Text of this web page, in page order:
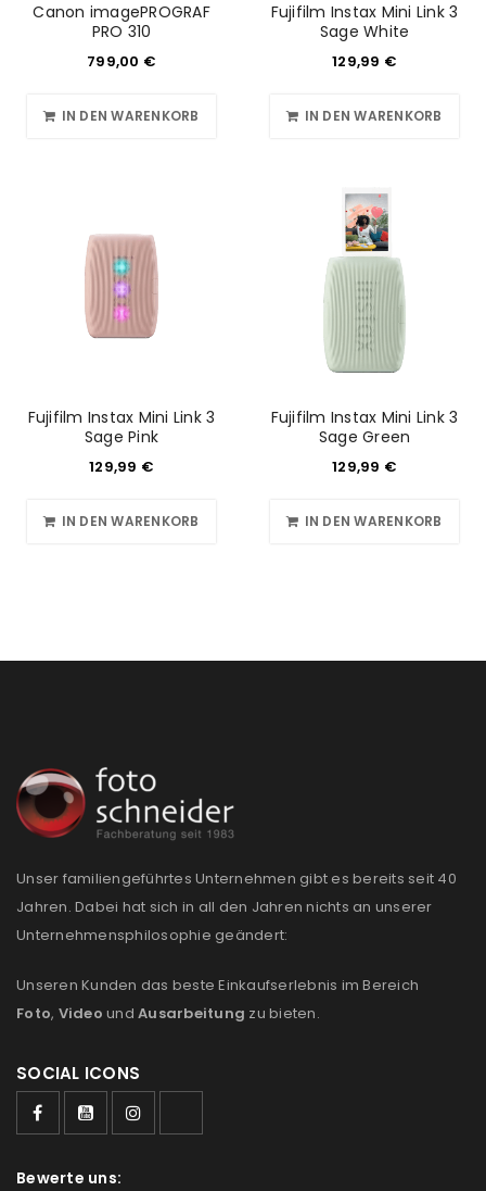
Canon imagePROGRAF
PRO 310
799,00 €
IN DEN WARENKORB
Fujifilm Instax Mini Link 3
Sage White
129,99 €
IN DEN WARENKORB
Fujifilm Instax Mini Link 3
Sage Pink
129,99 €
IN DEN WARENKORB
Fujifilm Instax Mini Link 3
Sage Green
129,99 €
IN DEN WARENKORB
Unser familiengeführtes Unternehmen gibt es bereits seit 40
Jahren. Dabei hat sich in all den Jahren nichts an unserer
Unternehmensphilosophie geändert:
Unseren Kunden das beste Einkaufserlebnis im Bereich
Foto, Video und Ausarbeitung zu bieten.
SOCIAL ICONS
Bewerte uns: